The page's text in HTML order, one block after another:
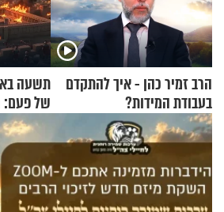
הרב זמיר כהן - איך להתקדם
בעבודת המידות?
תשעה
של פעם: